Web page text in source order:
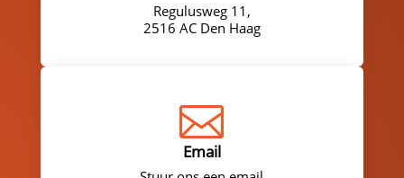
Regulusweg 11,
2516 AC Den Haag

Email